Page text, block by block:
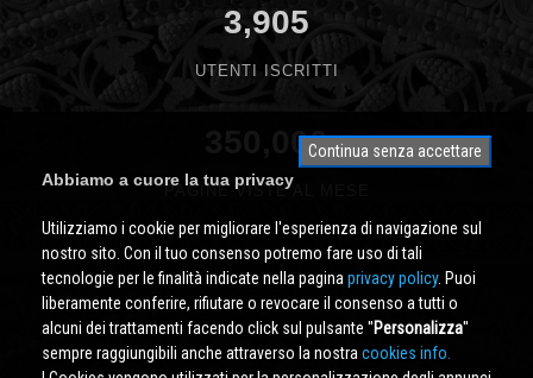
3,905
UTENTI ISCRITTI
350,000
PAGINE VISTE AL MESE
Continua senza accettare
Abbiamo a cuore la tua privacy
Utilizziamo i cookie per migliorare l'esperienza di navigazione sul
nostro sito. Con il tuo consenso potremo fare uso di tali
tecnologie per le finalità indicate nella pagina privacy policy. Puoi
liberamente conferire, rifiutare o revocare il consenso a tutti o
alcuni dei trattamenti facendo click sul pulsante ''Personalizza''
sempre raggiungibili anche attraverso la nostra cookies info.